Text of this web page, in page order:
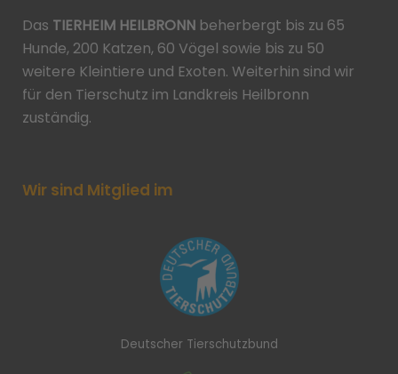
Das TIERHEIM HEILBRONN beherbergt bis zu 65
Hunde, 200 Katzen, 60 Vögel sowie bis zu 50
weitere Kleintiere und Exoten. Weiterhin sind wir
für den Tierschutz im Landkreis Heilbronn
zuständig.
Wir sind Mitglied im
Deutscher Tierschutzbund